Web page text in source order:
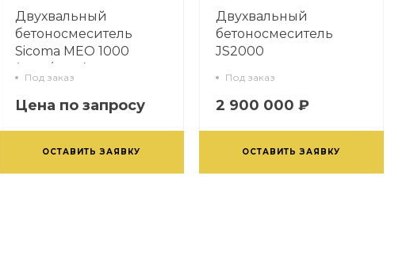
Двухвальный
бетоносмеситель
Sicoma MEO 1000
(1500/1000)
Под заказ
Цена по запросу
ОСТАВИТЬ ЗАЯВКУ
Двухвальный
бетоносмеситель
JS2000
Под заказ
2 900 000 ₽
ОСТАВИТЬ ЗАЯВКУ